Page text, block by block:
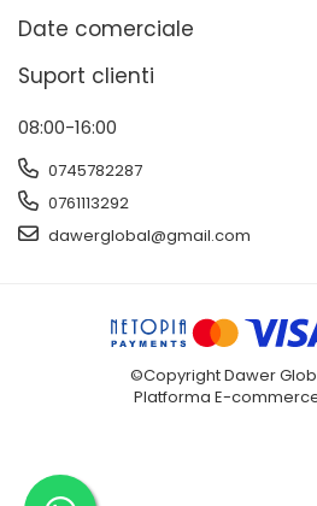
Date comerciale
Suport clienti
08:00-16:00
0745782287
0761113292
dawerglobal@gmail.com
©Copyright Dawer
Platforma E-